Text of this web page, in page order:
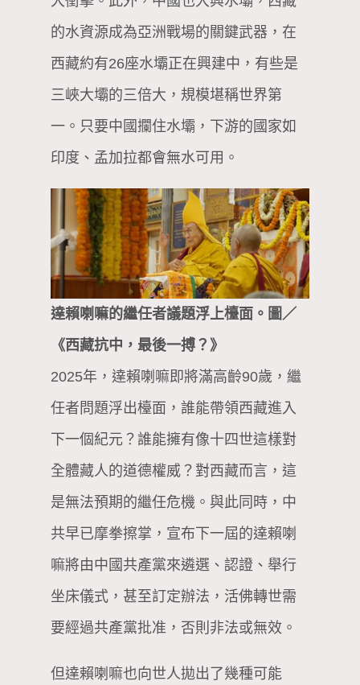
的水資源成為亞洲戰場的關鍵武器，在
西藏約有26座水壩正在興建中，有些是
三峽大壩的三倍大，規模堪稱世界第
一。只要中國攔住水壩，下游的國家如
印度、孟加拉都會無水可用。
達賴喇嘛的繼任者議題浮上檯面。圖／
《西藏抗中，最後一搏？》
2025年，達賴喇嘛即將滿高齡90歲，繼
任者問題浮出檯面，誰能帶領西藏進入
下一個紀元？誰能擁有像十四世這樣對
全體藏人的道德權威？對西藏而言，這
是無法預期的繼任危機。與此同時，中
共早已摩拳擦掌，宣布下一屆的達賴喇
嘛將由中國共產黨來遴選、認證、舉行
坐床儀式，甚至訂定辦法，活佛轉世需
要經過共產黨批准，否則非法或無效。
但達賴喇嘛也向世人拋出了幾種可能